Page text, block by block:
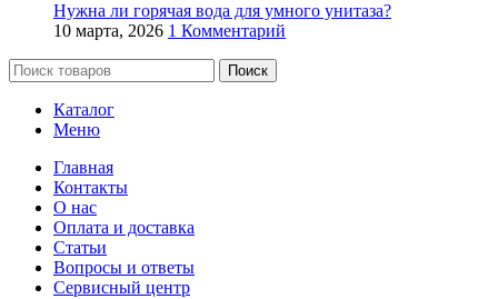
Нужна ли горячая вода для умного унитаза?
10 марта, 2026 1 Комментарий
Поиск
Каталог
Меню
Главная
Контакты
О нас
Оплата и доставка
Статьи
Вопросы и ответы
Сервисный центр